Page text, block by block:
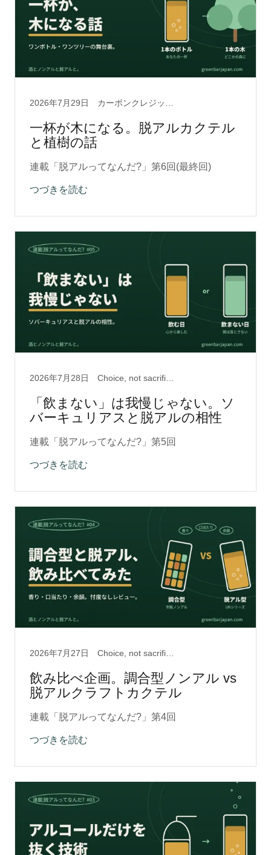
2026年7月29日
一杯が木になる。脱アルカクテル
と植樹の話
連載「脱アルってなんだ?」第6回(最終回)
つづきを読む
2026年7月28日
「飲まない」は我慢じゃない。ソ
バーキュリアスと脱アルの相性
連載「脱アルってなんだ?」第5回
つづきを読む
2026年7月27日
飲み比べ企画。調合型ノンアル vs
脱アルクラフトカクテル
連載「脱アルってなんだ?」第4回
つづきを読む